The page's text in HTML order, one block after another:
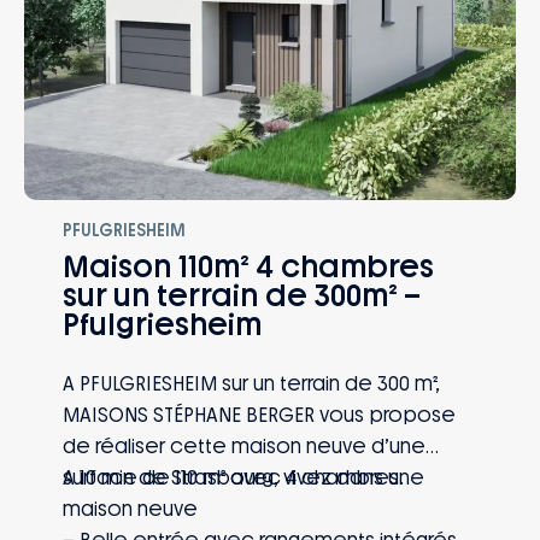
PFULGRIESHEIM
Maison 110m² 4 chambres
sur un terrain de 300m² –
Pfulgriesheim
A PFULGRIESHEIM sur un terrain de 300 m²,
MAISONS STÉPHANE BERGER vous propose
de réaliser cette maison neuve d’une
surface de 110 m² avec 4 chambres.
A 10 min de Strasbourg, vivez dans une
maison neuve